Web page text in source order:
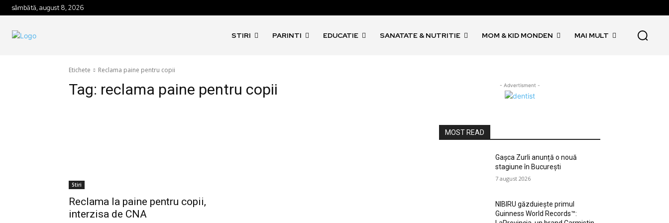
sâmbătă, august 8, 2026
STIRI PARINTI EDUCATIE SANATATE & NUTRITIE MOM & KID MONDEN MAI MULT
Etichete Reclama paine pentru copii
Tag: reclama paine pentru copii
Stiri
Reclama la paine pentru copii,
interzisa de CNA
- Advertisment -
MOST READ
Gașca Zurli anunță o nouă
stagiune în București
7 august 2026
NIBIRU găzduiește primul
Guinness World Records™️: